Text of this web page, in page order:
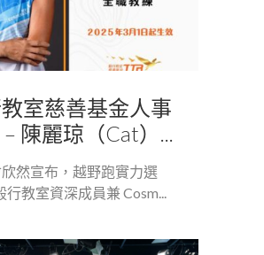
室慈善基金人事
陳麗琼（Cat）...
然宣布，越野跑實力選
行教室資深成員兼 Cosm...